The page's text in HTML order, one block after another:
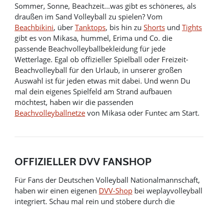
Sommer, Sonne, Beachzeit...was gibt es schöneres, als
draußen im Sand Volleyball zu spielen? Vom
Beachbikini, über Tanktops, bis hin zu Shorts und Tights
gibt es von Mikasa, hummel, Erima und Co. die
passende Beachvolleyballbekleidung für jede
Wetterlage. Egal ob offizieller Spielball oder Freizeit-
Beachvolleyball für den Urlaub, in unserer großen
Auswahl ist für jeden etwas mit dabei. Und wenn Du
mal dein eigenes Spielfeld am Strand aufbauen
möchtest, haben wir die passenden
Beachvolleyballnetze von Mikasa oder Funtec am Start.
OFFIZIELLER DVV FANSHOP
Für Fans der Deutschen Volleyball Nationalmannschaft,
haben wir einen eigenen DVV-Shop bei weplayvolleyball
integriert. Schau mal rein und stöbere durch die